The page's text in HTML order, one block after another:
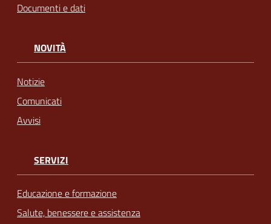
Documenti e dati
NOVITÀ
Notizie
Comunicati
Avvisi
SERVIZI
Educazione e formazione
Salute, benessere e assistenza